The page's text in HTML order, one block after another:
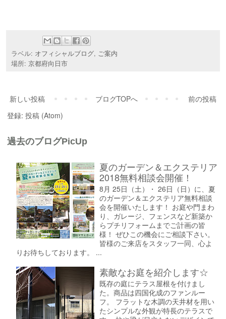
ラベル: オフィシャルブログ, ご案内
場所: 京都府向日市
新しい投稿 前の投稿
ブログTOPへ
登録: 投稿 (Atom)
過去のブログPicUp
夏のガーデン＆エクステリア
2018無料相談会開催！
8月 25日（土）・ 26日（日）に、夏
のガーデン＆エクステリア無料相談
会を開催いたします！ お庭や門まわ
り、ガレージ、フェンスなど新築か
らプチリフォームまでご計画の皆
様！ ぜひこの機会にご相談下さい。
皆様のご来店をスタッフ一同、心よ
りお待ちしております。 ...
素敵なお庭を紹介します☆
既存の庭にテラス屋根を付けまし
た。商品は四国化成のファンルー
フ。 フラットな木調の天井材を用い
たシンプルな外観が特長のテラスで